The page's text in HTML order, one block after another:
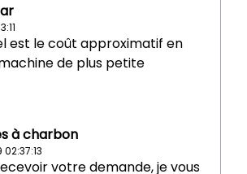
est le coût approximatif en
de plus petite
à charbon
votre demande, je vous